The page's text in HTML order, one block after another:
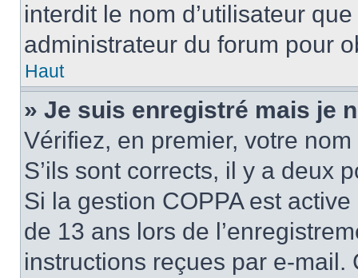
interdit le nom d’utilisateur
administrateur du forum pour
Haut
» Je suis enregistré mais je
Vérifiez, en premier, votre
S’ils sont corrects, il y a deux
Si la gestion COPPA est
de 13 ans lors de
instructions reçues par e-